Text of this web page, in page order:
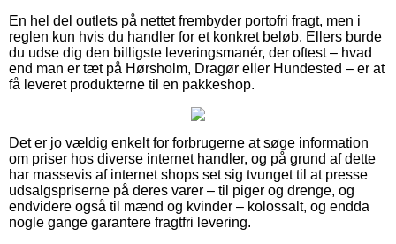
En hel del outlets på nettet frembyder portofri fragt, men i
reglen kun hvis du handler for et konkret beløb. Ellers burde
du udse dig den billigste leveringsmanér, der oftest – hvad
end man er tæt på Hørsholm, Dragør eller Hundested – er at
få leveret produkterne til en pakkeshop.
Det er jo vældig enkelt for forbrugerne at søge information
om priser hos diverse internet handler, og på grund af dette
har massevis af internet shops set sig tvunget til at presse
udsalgspriserne på deres varer – til piger og drenge, og
endvidere også til mænd og kvinder – kolossalt, og endda
nogle gange garantere fragtfri levering.